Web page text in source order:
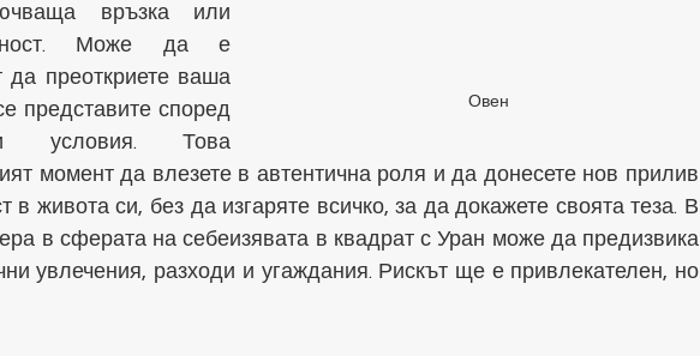
Овен
връзка или
Може да е
да преоткриете ваша
представите според
условия. Това
момент да влезете в автентична роля и да донесете нов прилив
в живота си, без да изгаряте всичко, за да докажете своята теза. В
в сферата на себеизявата в квадрат с Уран може да предизвика
увлечения, разходи и угаждания. Рискът ще е привлекателен, но